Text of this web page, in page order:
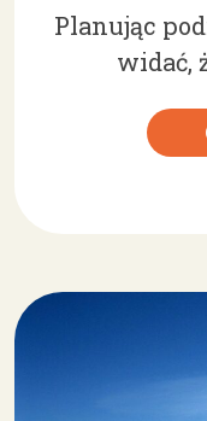
Planując
widać,